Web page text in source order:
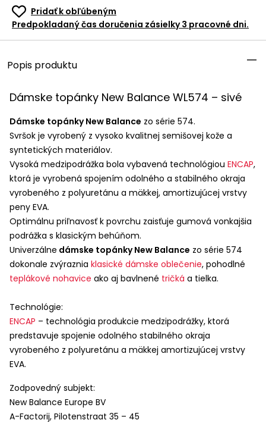
Pridať k obľúbeným
Predpokladaný čas doručenia zásielky 3 pracovné dni.
Popis produktu
Dámske topánky New Balance WL574 – sivé
Dámske topánky New Balance zo série 574.
Svršok je vyrobený z vysoko kvalitnej semišovej kože a
syntetických materiálov.
Vysoká medzipodrážka bola vybavená technológiou ENCAP,
ktorá je vyrobená spojením odolného a stabilného okraja
vyrobeného z polyuretánu a mäkkej, amortizujúcej vrstvy
peny EVA.
Optimálnu priľnavosť k povrchu zaisťuje gumová vonkajšia
podrážka s klasickým behúňom.
Univerzálne dámske topánky New Balance zo série 574
dokonale zvýraznia klasické dámske oblečenie, pohodlné
teplákové nohavice ako aj bavlnené tričká a tielka.
Technológie:
ENCAP – technológia produkcie medzipodrážky, ktorá
predstavuje spojenie odolného stabilného okraja
vyrobeného z polyuretánu a mäkkej amortizujúcej vrstvy
EVA.
Zodpovedný subjekt:
New Balance Europe BV
A-Factorij, Pilotenstraat 35 – 45